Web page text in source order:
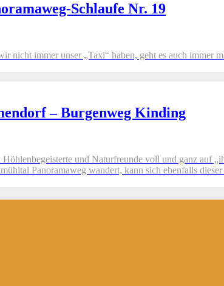
Schlaufe Nr. 19
nicht immer unser „Taxi“ haben, geht es auch immer
– Burgenweg Kinding
und Naturfreunde voll und ganz auf
Panoramaweg wandert, kann sich ebenfalls